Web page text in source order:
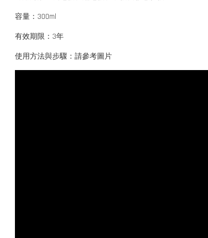
容量：300ml
有效期限：3年
使用方法與步驟：請參考圖片